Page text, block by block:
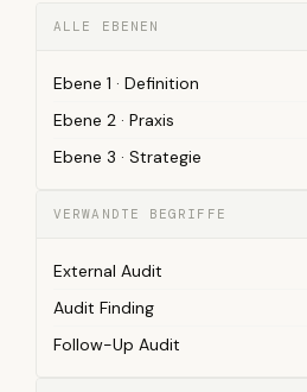
ALLE EBENEN
Ebene 1 · Definition
Ebene 2 · Praxis
Ebene 3 · Strategie
VERWANDTE BEGRIFFE
External Audit
Audit Finding
Follow-Up Audit